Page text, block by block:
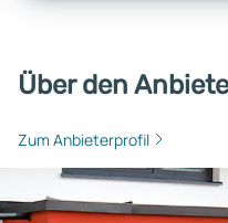
Über den
Zum Anbieterprofil